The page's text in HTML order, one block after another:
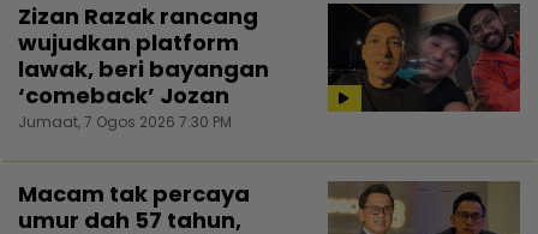
Zizan Razak rancang
wujudkan platform
lawak, beri bayangan
‘comeback’ Jozan
Jumaat, 7 Ogos 2026 7:30 PM
Macam tak percaya
umur dah 57 tahun,